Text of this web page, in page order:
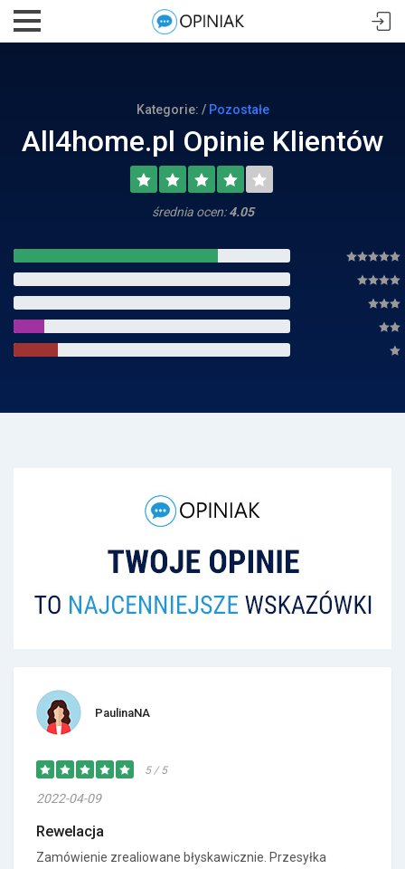
Kategorie: / Pozostałe
All4home.pl Opinie Klientów
średnia ocen:4.05
PaulinaNA
5 / 5
2022-04-09
Rewelacja
Zamówienie zrealiowane błyskawicznie. Przesyłka